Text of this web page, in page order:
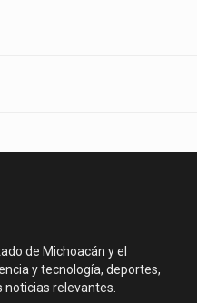
de Michoacán y el
y tecnología, deportes,
noticias relevantes.